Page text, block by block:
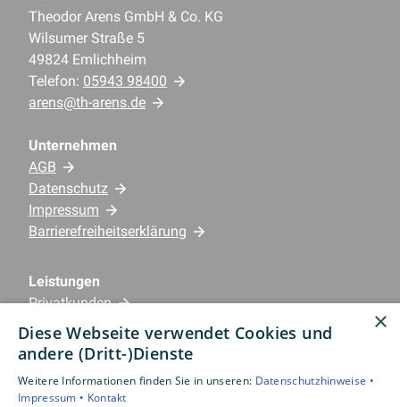
Theodor Arens GmbH & Co. KG
Wilsumer Straße 5
49824 Emlichheim
Telefon: 05943 98400
arens@th-arens.de
Unternehmen
AGB
Datenschutz
Impressum
Barrierefreiheitserklärung
Leistungen
Privatkunden
Gewerbekunden
Karriere
Unternehmen
×
Diese Webseite verwendet Cookies und
andere (Dritt-)Dienste
Weitere Informationen finden Sie in unseren: Datenschutzhinweise •
Impressum • Kontakt